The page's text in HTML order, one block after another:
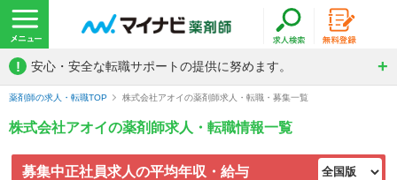
! 安心・安全な転職サポートの提供に努めます。
薬剤師の求人・転職TOP 株式会社アオイの薬剤師求人・転職・募集一覧
株式会社アオイの薬剤師求人・転職情報一覧
募集中正社員求人の平均年収・給与